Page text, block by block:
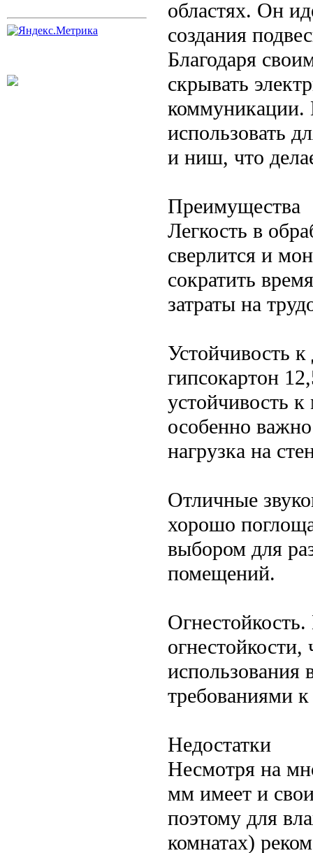
областях. Он
создания
Благодаря
скрывать
коммуникации.
использовать
и ниш, что
Преимущества
Легкость в
сверлится и
сократить
затраты на
Устойчивость
гипсокартон
устойчивость
особенно
нагрузка на
Отличные
хорошо
выбором для
помещений.
требованиями
Недостатки
Несмотря на
мм имеет и
поэтому для
комнатах)